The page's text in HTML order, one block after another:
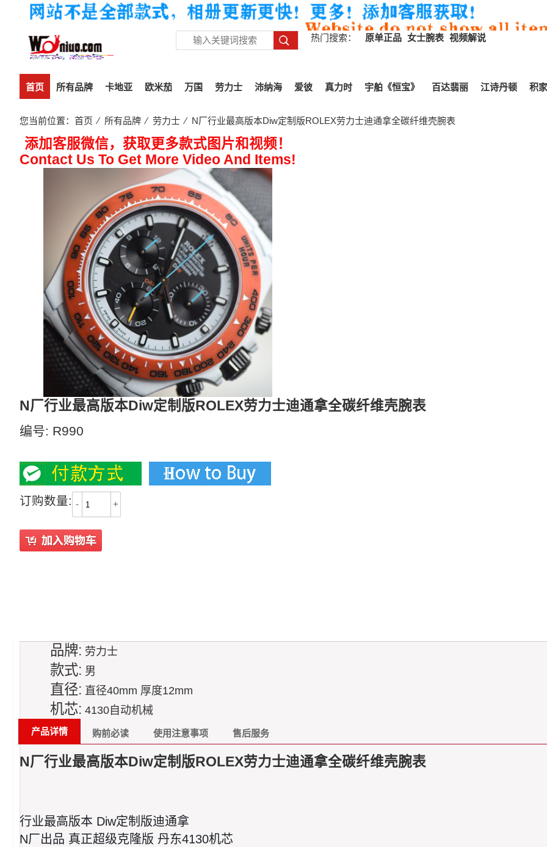
热门搜索： 原单正品 女士腕表 视频解说
首页 所有品牌 卡地亚 欧米茄 万国 劳力士 沛纳海 爱彼 真力时 宇舶《恒宝》 百达翡丽 江诗丹顿 积家
您当前位置： 首页 ⁄ 所有品牌 ⁄ 劳力士 ⁄ N厂行业最高版本Diw定制版ROLEX劳力士迪通拿全碳纤维壳腕表
添加客服微信，获取更多款式图片和视频！
Contact Us To Get More Video And Items!
N厂行业最高版本Diw定制版ROLEX劳力士迪通拿全碳纤维壳腕表
编号: R990
订购数量: - +
品牌: 劳力士
款式: 男
直径: 直径40mm 厚度12mm
机芯: 4130自动机械
产品详情 购前必读 使用注意事项 售后服务
N厂行业最高版本Diw定制版ROLEX劳力士迪通拿全碳纤维壳腕表
行业最高版本 Diw定制版迪通拿
N厂出品 真正超级克隆版 丹东4130机芯